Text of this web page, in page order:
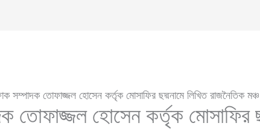
সম্পাদক তোফাজ্জল হোসেন কর্তৃক মোসাফির ছদ্মনামে লিখিত রাজনৈতিক
তোফাজ্জল হোসেন কর্তৃক মোসাফির